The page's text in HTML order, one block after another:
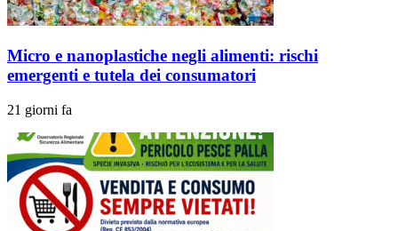
Micro e nanoplastiche negli alimenti: rischi
emergenti e tutela dei consumatori
21 giorni fa